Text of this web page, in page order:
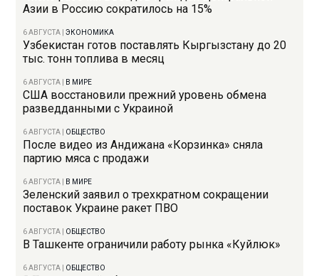
Азии в Россию сократилось на 15%
6 АВГУСТА |ЭКОНОМИКА
Узбекистан готов поставлять Кыргызстану до 20
тыс. тонн топлива в месяц
6 АВГУСТА В МИРЕ
США восстановили прежний уровень обмена
разведданными с Украиной
6 АВГУСТА ОБЩЕСТВО
После видео из Андижана «Корзинка» сняла
партию мяса с продажи
6 АВГУСТА В МИРЕ
Зеленский заявил о трехкратном сокращении
поставок Украине ракет ПВО
6 АВГУСТА ОБЩЕСТВО
В Ташкенте ограничили работу рынка «Куйлюк»
6 АВГУСТА ОБЩЕСТВО